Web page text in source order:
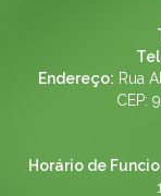
Endereço: Rua
CEP:
Horário de